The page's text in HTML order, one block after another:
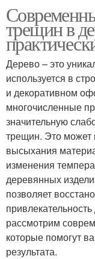
трещин в
Дерево – это
используется в
и декоративном
многочисленные
значительную
трещин. Это может
высыхания
изменения
деревянных
позволяет
рассмотрим
которые помогут
результата.